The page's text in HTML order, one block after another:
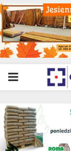
PRIMARY
MENU